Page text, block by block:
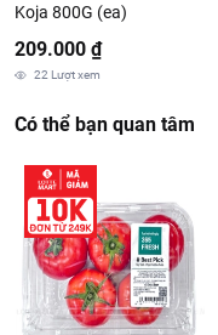
Koja 800G (ea)
209.000 ₫
22 Lượt xem
Có thể bạn quan tâm